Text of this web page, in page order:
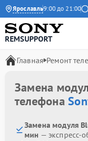
Ярославльс 09:00 до 21:00
REMSUPPORT
Главная Ремонт
Замена
телефона
Замена модуля
мин — экспресс-